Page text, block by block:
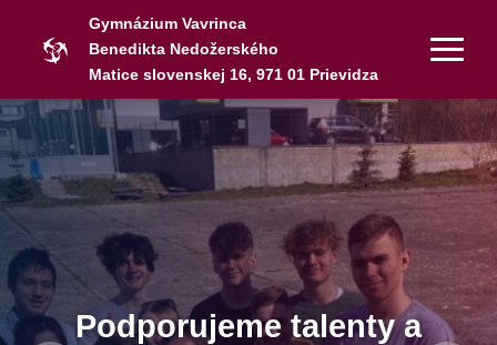
Gymnázium Vavrinca
Benedikta Nedožerského
Matice slovenskej 16, 971 01 Prievidza
Podporujeme talenty a